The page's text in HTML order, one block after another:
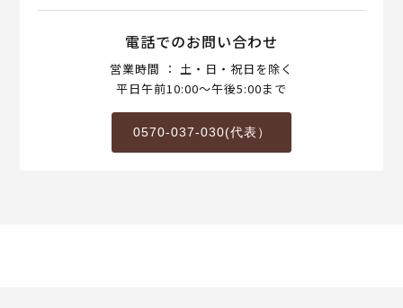
電話でのお問い合わせ
営業時間 ： 土・日・祝日を除く
平日午前10:00～午後5:00まで
0570-037-030(代表）